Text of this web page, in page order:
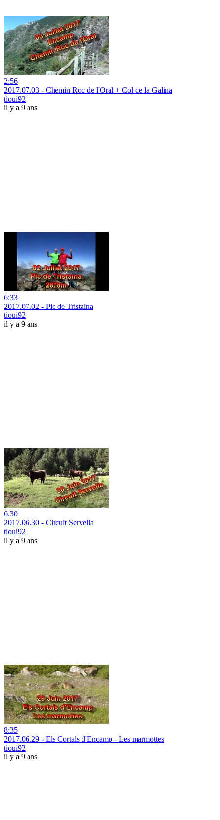
2:56
2017.07.03 - Chemin Roc de l'Oral + Col de la Galina
tioui92
il y a 9 ans
6:33
2017.07.02 - Pic de Tristaina
tioui92
il y a 9 ans
6:30
2017.06.30 - Circuit Servella
tioui92
il y a 9 ans
8:35
2017.06.29 - Els Cortals d'Encamp - Les marmottes
tioui92
il y a 9 ans